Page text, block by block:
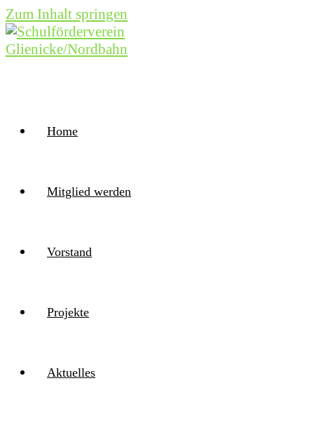
Zum Inhalt springen
Home
Mitglied werden
Vorstand
Projekte
Aktuelles